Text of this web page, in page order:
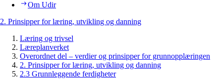
Om Udir
2. Prinsipper for læring, utvikling og danning
Læring og trivsel
Læreplanverket
Overordnet del – verdier og prinsipper for grunnopplæringen
2. Prinsipper for læring, utvikling og danning
2.3 Grunnleggende ferdigheter